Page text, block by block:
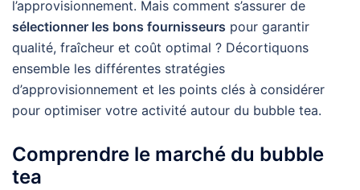
l’approvisionnement. Mais comment s’assurer de
sélectionner les bons fournisseurs pour garantir
qualité, fraîcheur et coût optimal ? Décortiquons
ensemble les différentes stratégies
d’approvisionnement et les points clés à considérer
pour optimiser votre activité autour du bubble tea.
Comprendre le marché du bubble
tea